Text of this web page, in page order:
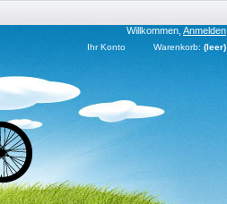
Willkommen, Anmelden
Warenkorb: (leer)
Ihr Konto